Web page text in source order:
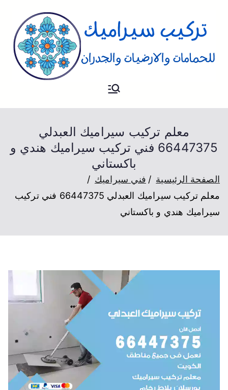
سيراميك
فني تركيب سيراميك للارضيات و
معلم تركيب سيراميك العبدلي
66447375 فني تركيب سيراميك هندي و
باكستاني
الصفحة الرئيسية
فني سيراميك
معلم تركيب سيراميك العبدلي 66447375 فني تركيب
سيراميك هندي و باكستاني